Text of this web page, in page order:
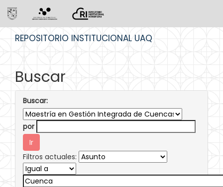
REPOSITORIO INSTITUCIONAL UAQ
Buscar
Buscar:
por
Filtros actuales: